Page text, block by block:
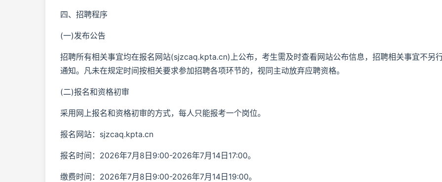
四、招聘程序
(一)发布公告
招聘所有相关事宜均在报名网站(sjzcaq.kpta.cn)上公布，考生需及时查看网站公布信息，招聘相关事宜不另
通知。凡未在规定时间按相关要求参加招聘各项环节的，视同主动放弃应聘资格。
(二)报名和资格初审
采用网上报名和资格初审的方式，每人只能报考一个岗位。
报名网站：sjzcaq.kpta.cn
报名时间：2026年7月8日9:00-2026年7月14日17:00。
缴费时间：2026年7月8日9:00-2026年7月14日19:00。